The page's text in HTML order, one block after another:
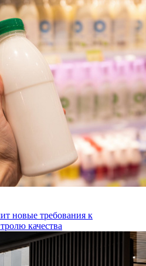
новые требования к
качества